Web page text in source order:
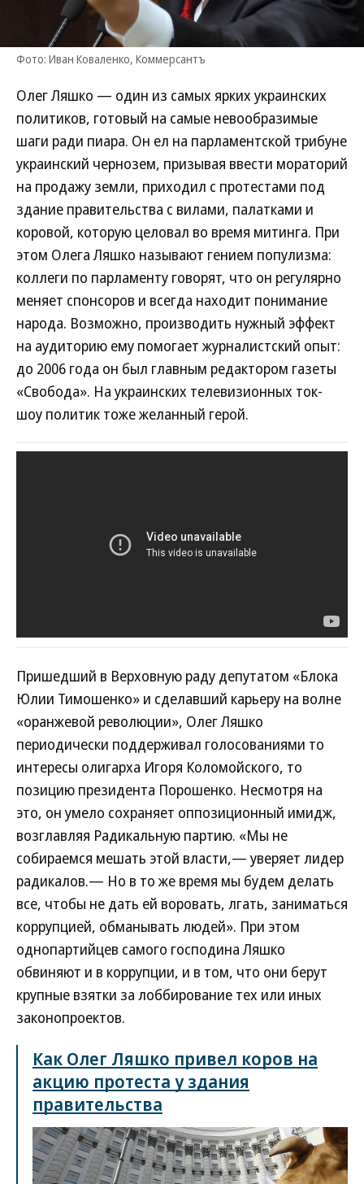
Фото: Иван Коваленко, Коммерсантъ
Олег Ляшко — один из самых ярких украинских
политиков, готовый на самые невообразимые
шаги ради пиара. Он ел на парламентской трибуне
украинский чернозем, призывая ввести мораторий
на продажу земли, приходил с протестами под
здание правительства с вилами, палатками и
коровой, которую целовал во время митинга. При
этом Олега Ляшко называют гением популизма:
коллеги по парламенту говорят, что он регулярно
меняет спонсоров и всегда находит понимание
народа. Возможно, производить нужный эффект
на аудиторию ему помогает журналистский опыт:
до 2006 года он был главным редактором газеты
«Свобода». На украинских телевизионных ток-
шоу политик тоже желанный герой.
Пришедший в Верховную раду депутатом «Блока
Юлии Тимошенко» и сделавший карьеру на волне
«оранжевой революции», Олег Ляшко
периодически поддерживал голосованиями то
интересы олигарха Игоря Коломойского, то
позицию президента Порошенко. Несмотря на
это, он умело сохраняет оппозиционный имидж,
возглавляя Радикальную партию. «Мы не
собираемся мешать этой власти,— уверяет лидер
радикалов.— Но в то же время мы будем делать
все, чтобы не дать ей воровать, лгать, заниматься
коррупцией, обманывать людей». При этом
однопартийцев самого господина Ляшко
обвиняют и в коррупции, и в том, что они берут
крупные взятки за лоббирование тех или иных
законопроектов.
Как Олег Ляшко привел коров на
акцию протеста у здания
правительства